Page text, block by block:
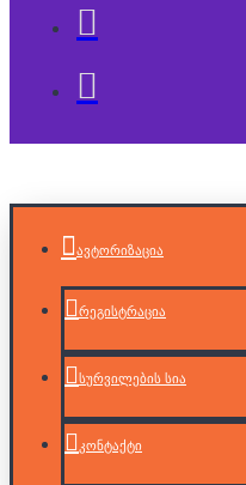
ავტორიზაცია
რეგისტრაცია
სურვილების სია
კონტაქტი